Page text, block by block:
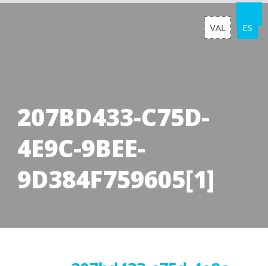
VAL ES
207BD433-C75D-
4E9C-9BEE-
9D384F759605[1]